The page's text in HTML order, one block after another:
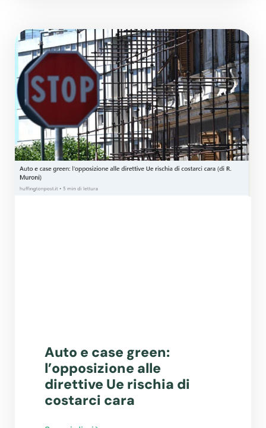
Auto e case green:
l’opposizione alle
direttive Ue rischia di
costarci cara